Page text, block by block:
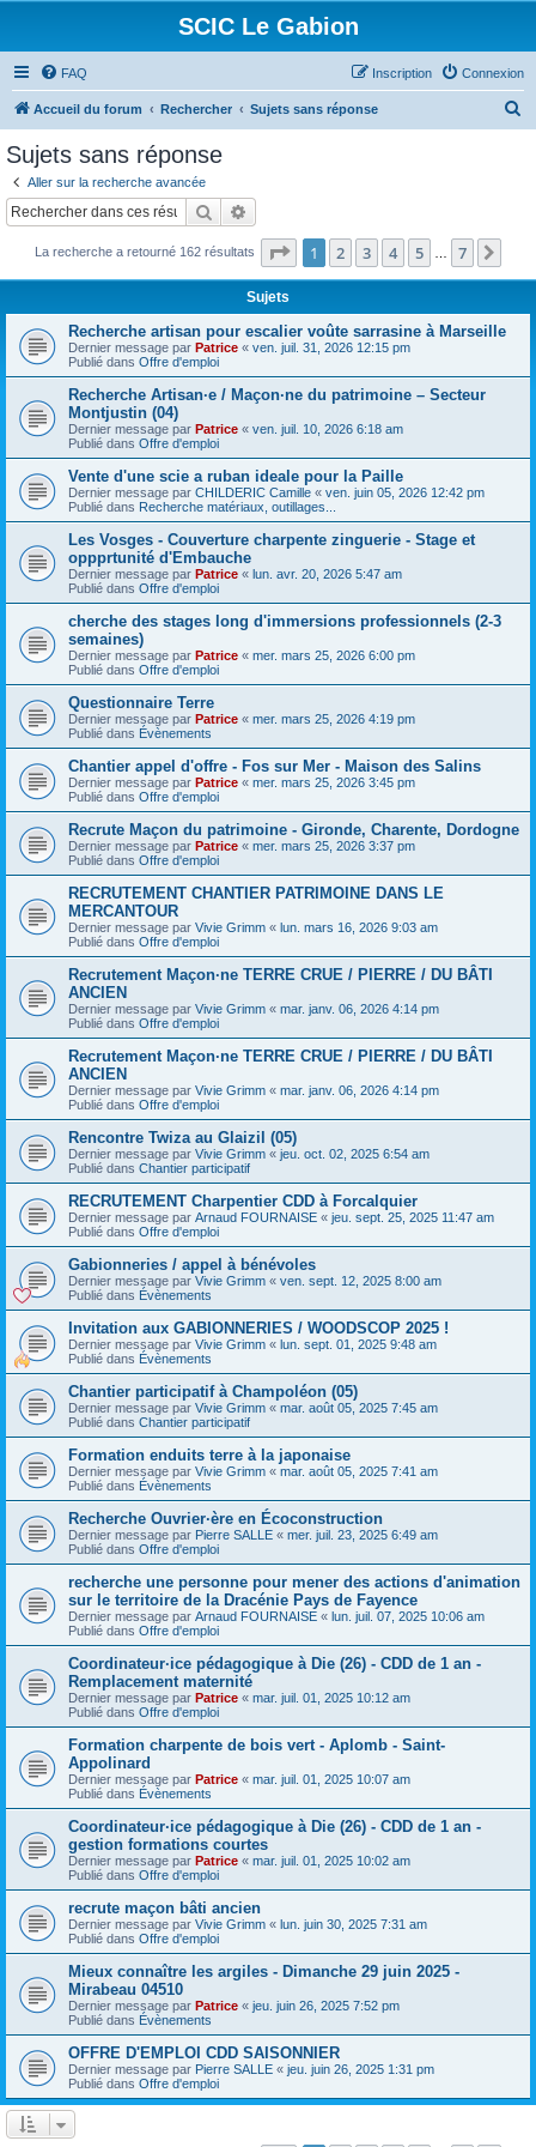
SCIC Le Gabion
FAQ Connexion
Inscription
Accueil du forum Rechercher Sujets sans réponse
c
Sujets sans réponse
Aller sur la recherche avancée
Rechercher
La recherche a retourné 162 résultats Page 1sur7
1 2 3 4 5 7
Sujets
Recherche artisan pour escalier voûte sarrasine à Marseille
Dernier message par Patrice « ven. juil. 31, 2026 12:15 pm
Publié dans Offre d'emploi
Recherche Artisan·e / Maçon·ne du patrimoine – Secteur
Montjustin (04)
Dernier message par Patrice « ven. juil. 10, 2026 6:18 am
Publié dans Offre d'emploi
Vente d'une scie a ruban ideale pour la Paille
Dernier message par CHILDERIC Camille « ven. juin 05, 2026 12:42 pm
Publié dans Recherche matériaux, outillages...
Les Vosges - Couverture charpente zinguerie - Stage et
oppprtunité d'Embauche
Dernier message par Patrice « lun. avr. 20, 2026 5:47 am
Publié dans Offre d'emploi
cherche des stages long d'immersions professionnels (2-3
semaines)
Dernier message par Patrice « mer. mars 25, 2026 6:00 pm
Publié dans Offre d'emploi
Questionnaire Terre
Dernier message par Patrice « mer. mars 25, 2026 4:19 pm
Publié dans Évènements
Chantier appel d'offre - Fos sur Mer - Maison des Salins
Dernier message par Patrice « mer. mars 25, 2026 3:45 pm
Publié dans Offre d'emploi
Recrute Maçon du patrimoine - Gironde, Charente, Dordogne
Dernier message par Patrice « mer. mars 25, 2026 3:37 pm
Publié dans Offre d'emploi
RECRUTEMENT CHANTIER PATRIMOINE DANS LE
MERCANTOUR
Dernier message par Vivie Grimm « lun. mars 16, 2026 9:03 am
Publié dans Offre d'emploi
Recrutement Maçon·ne TERRE CRUE / PIERRE / DU BÂTI
ANCIEN
Dernier message par Vivie Grimm « mar. janv. 06, 2026 4:14 pm
Publié dans Offre d'emploi
Recrutement Maçon·ne TERRE CRUE / PIERRE / DU BÂTI
ANCIEN
Dernier message par Vivie Grimm « mar. janv. 06, 2026 4:14 pm
Publié dans Offre d'emploi
Rencontre Twiza au Glaizil (05)
Dernier message par Vivie Grimm « jeu. oct. 02, 2025 6:54 am
Publié dans Chantier participatif
RECRUTEMENT Charpentier CDD à Forcalquier
Dernier message par Arnaud FOURNAISE « jeu. sept. 25, 2025 11:47 am
Publié dans Offre d'emploi
Gabionneries / appel à bénévoles
Dernier message par Vivie Grimm « ven. sept. 12, 2025 8:00 am
Publié dans Évènements
Invitation aux GABIONNERIES / WOODSCOP 2025 !
Dernier message par Vivie Grimm « lun. sept. 01, 2025 9:48 am
Publié dans Évènements
Chantier participatif à Champoléon (05)
Dernier message par Vivie Grimm « mar. août 05, 2025 7:45 am
Publié dans Chantier participatif
Formation enduits terre à la japonaise
Dernier message par Vivie Grimm « mar. août 05, 2025 7:41 am
Publié dans Évènements
Recherche Ouvrier·ère en Écoconstruction
Dernier message par Pierre SALLE « mer. juil. 23, 2025 6:49 am
Publié dans Offre d'emploi
recherche une personne pour mener des actions d'animation
sur le territoire de la Dracénie Pays de Fayence
Dernier message par Arnaud FOURNAISE « lun. juil. 07, 2025 10:06 am
Publié dans Offre d'emploi
Coordinateur·ice pédagogique à Die (26) - CDD de 1 an -
Remplacement maternité
Dernier message par Patrice « mar. juil. 01, 2025 10:12 am
Publié dans Offre d'emploi
Formation charpente de bois vert - Aplomb - Saint-
Appolinard
Dernier message par Patrice « mar. juil. 01, 2025 10:07 am
Publié dans Évènements
Coordinateur·ice pédagogique à Die (26) - CDD de 1 an -
gestion formations courtes
Dernier message par Patrice « mar. juil. 01, 2025 10:02 am
Publié dans Offre d'emploi
recrute maçon bâti ancien
Dernier message par Vivie Grimm « lun. juin 30, 2025 7:31 am
Publié dans Offre d'emploi
Mieux connaître les argiles - Dimanche 29 juin 2025 -
Mirabeau 04510
Dernier message par Patrice « jeu. juin 26, 2025 7:52 pm
Publié dans Évènements
OFFRE D'EMPLOI CDD SAISONNIER
Dernier message par Pierre SALLE « jeu. juin 26, 2025 1:31 pm
Publié dans Offre d'emploi